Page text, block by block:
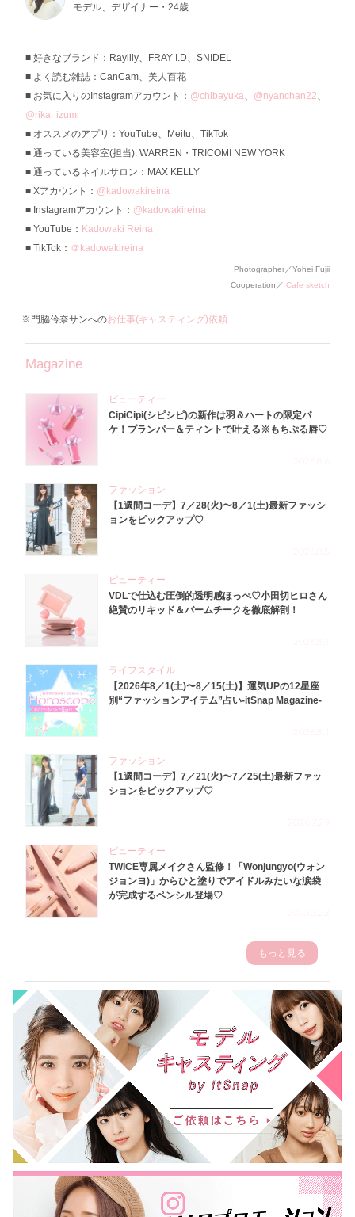
モデル、デザイナー・24歳
好きなブランド：Raylily、FRAY I.D、SNIDEL
よく読む雑誌：CanCam、美人百花
お気に入りのInstagramアカウント： @chibayuka、 @nyanchan22、
@rika_izumi_
オススメのアプリ：YouTube、Meitu、TikTok
通っている美容室(担当): WARREN・TRICOMI NEW YORK
通っているネイルサロン：MAX KELLY
Xアカウント： @kadowakireina
Instagramアカウント： @kadowakireina
YouTube： Kadowaki Reina
TikTok： ＠kadowakireina
Photographer／Yohei Fujii
Cooperation／ Cafe sketch
※門脇伶奈サンへのお仕事(キャスティング)依頼
Magazine
ビューティー
CipiCipi(シピシピ)の新作は羽＆ハートの限定パ
ケ！プランパー＆ティントで叶える※もちぷる唇♡
ファッション
【1週間コーデ】7／28(火)〜8／1(土)最新ファッシ
ョンをピックアップ♡
ビューティー
VDLで仕込む圧倒的透明感ほっぺ♡小田切ヒロさん
絶賛のリキッド＆バームチークを徹底解剖！
ライフスタイル
【2026年8／1(土)〜8／15(土)】運気UPの12星座
別“ファッションアイテム”占い-itSnap Magazine-
ファッション
【1週間コーデ】7／21(火)〜7／25(土)最新ファッ
ションをピックアップ♡
ビューティー
TWICE専属メイクさん監修！「Wonjungyo(ウォン
ジョンヨ)」からひと塗りでアイドルみたいな涙袋
が完成するペンシル登場♡
もっと見る